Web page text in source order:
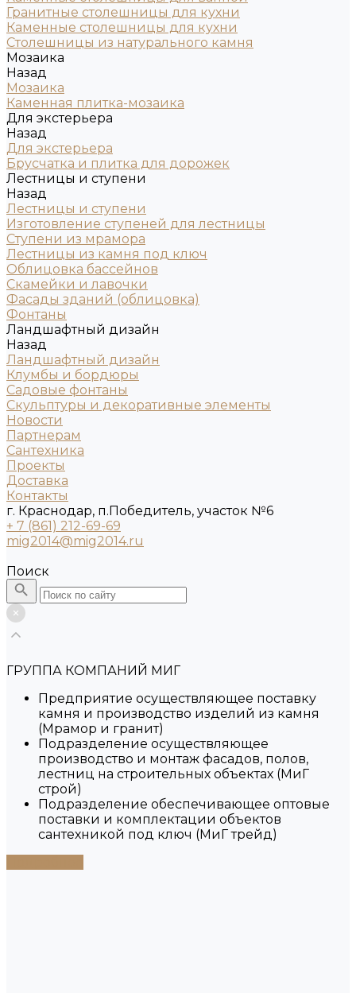
Гранитные столешницы для кухни
Каменные столешницы для кухни
Столешницы из натурального камня
Мозаика
Назад
Мозаика
Каменная плитка-мозаика
Для экстерьера
Назад
Для экстерьера
Брусчатка и плитка для дорожек
Лестницы и ступени
Назад
Лестницы и ступени
Изготовление ступеней для лестницы
Ступени из мрамора
Лестницы из камня под ключ
Облицовка бассейнов
Скамейки и лавочки
Фасады зданий (облицовка)
Фонтаны
Ландшафтный дизайн
Назад
Ландшафтный дизайн
Клумбы и бордюры
Садовые фонтаны
Скульптуры и декоративные элементы
Новости
Партнерам
Сантехника
Проекты
Доставка
Контакты
г. Краснодар, п.Победитель, участок №6
+ 7 (861) 212-69-69
mig2014@mig2014.ru
Поиск
ГРУППА КОМПАНИЙ МИГ
Предприятие осуществляющее поставку
камня и производство изделий из камня
(Мрамор и гранит)
Подразделение осуществляющее
производство и монтаж фасадов, полов,
лестниц на строительных объектах (МиГ
строй)
Подразделение обеспечивающее оптовые
поставки и комплектации объектов
сантехникой под ключ (МиГ трейд)